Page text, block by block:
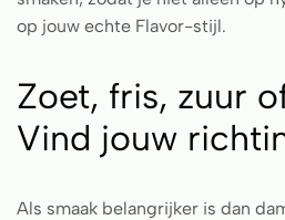
op jouw echte Flavor-stijl.
Zoet, fris, zuur
Vind jouw
Als smaak belangrijker is dan